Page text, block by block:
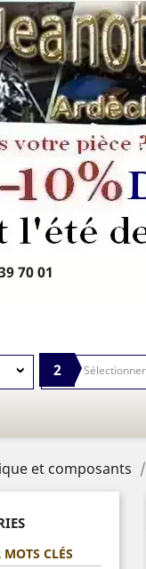
70 01
2
et composants
MOTS CLÉS